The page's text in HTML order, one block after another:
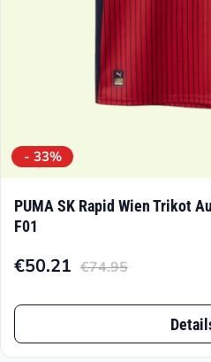
Produktseite
- 33%
PUMA SK Rapid Wien Trikot
F01
€74.95
Ursprünglicher
Preis
€74.95
€50.21
Aktueller
Preis
€50.21.
Dieses
Produkt